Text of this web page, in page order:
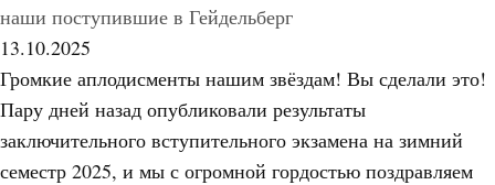
наши поступившие в Гейдельберг
13.10.2025
Громкие аплодисменты нашим звёздам! Вы сделали это!
Пару дней назад опубликовали результаты
заключительного вступительного экзамена на зимний
семестр 2025, и мы с огромной гордостью поздравляем